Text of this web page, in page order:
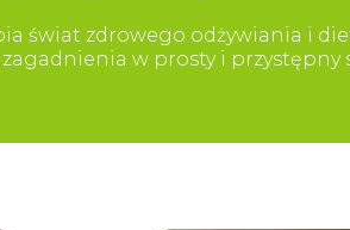
świat zdrowego odżywiania i
w prosty i przystępny